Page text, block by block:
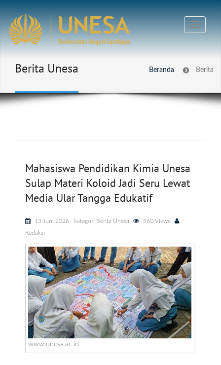
Berita Unesa Beranda Berita
Mahasiswa Pendidikan Kimia Unesa
Sulap Materi Koloid Jadi Seru Lewat
Media Ular Tangga Edukatif
13 Juni 2026 - kategori Berita Unesa
560 Views
Redaksi
www.unesa.ac.id